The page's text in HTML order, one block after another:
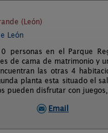
(León)
León
personas en el Parque
de cama de matrimonio y
las otras 4
planta esta situado el
pueden disfrutar con juegos,
Email